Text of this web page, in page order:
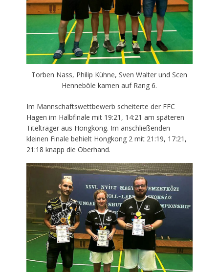
Torben Nass, Philip Kühne, Sven Walter und Scen
Henneböle kamen auf Rang 6.
Im Mannschaftswettbewerb scheiterte der FFC
Hagen im Halbfinale mit 19:21, 14:21 am späteren
Titelträger aus Hongkong. Im anschließenden
kleinen Finale behielt Hongkong 2 mit 21:19, 17:21,
21:18 knapp die Oberhand.